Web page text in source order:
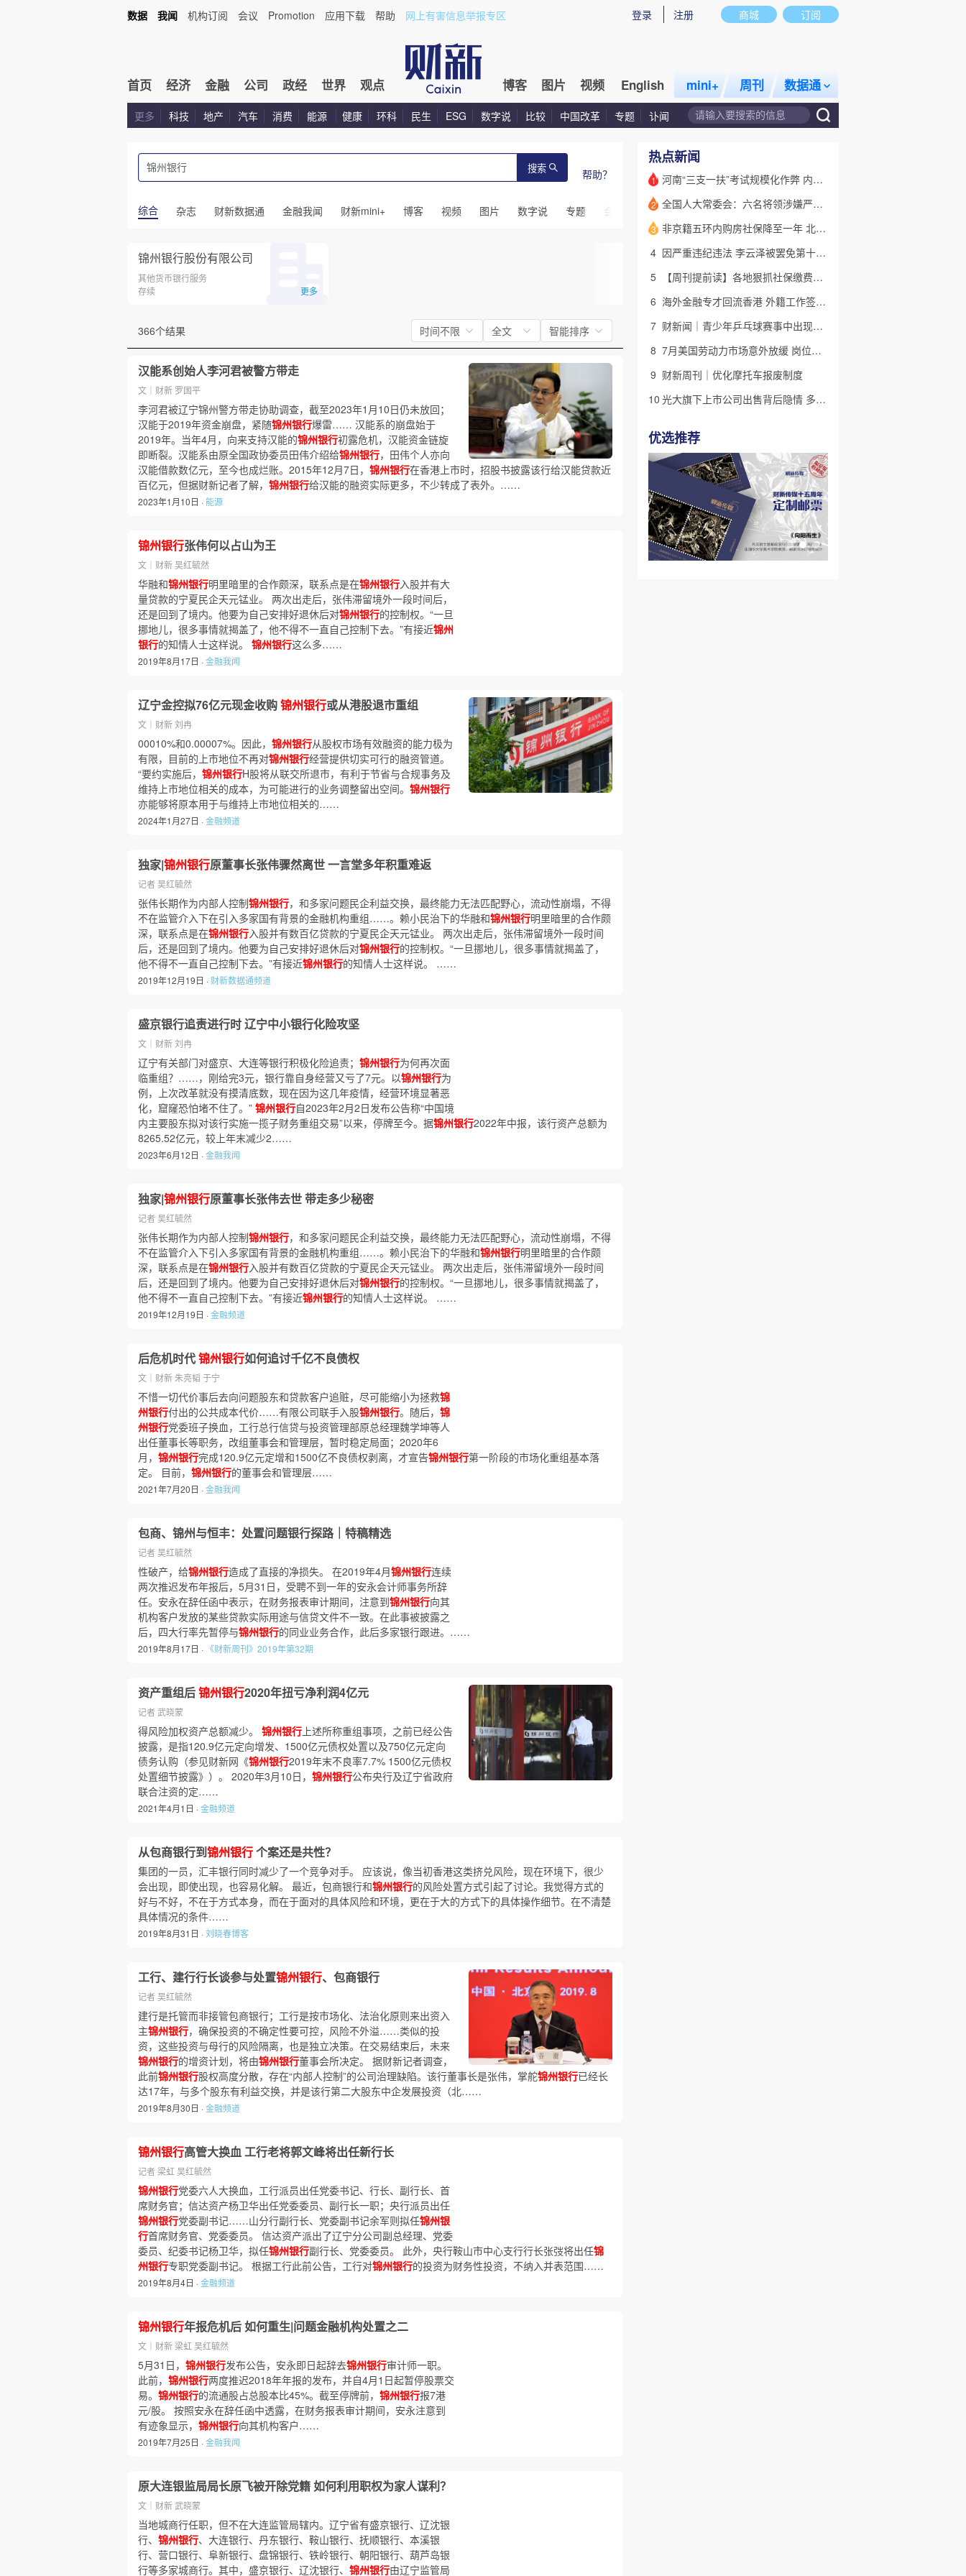
商城 订阅
登录 注册
数据 我闻 机构订阅 会议 Promotion 应用下载 帮助 网上有害信息举报专区
首页 经济 金融 公司 政经 世界 观点 博客 图片 视频 English mini+ 周刊 数据通
更多 科技 地产 汽车 消费 能源 健康 环科 民生 ESG 数字说 比较 中国改革 专题 讣闻
搜索 帮助？
综合 杂志 财新数据通 金融我闻 财新mini+ 博客 视频 图片 数字说 专题 会议 话题 特别呈现 私房课
锦州银行股份有限公司
其他货币银行服务
存续
更多
366个结果 时间不限 全文 智能排序
汉能系创始人李河君被警方带走
文｜财新 罗国平
李河君被辽宁锦州警方带走协助调查，截至2023年1月10日仍未放回；
汉能于2019年资金崩盘，紧随锦州银行爆雷…… 汉能系的崩盘始于
2019年。当年4月，向来支持汉能的锦州银行初露危机，汉能资金链旋
即断裂。汉能系由原全国政协委员田伟介绍给锦州银行，田伟个人亦向
汉能借款数亿元，至今也成烂账。2015年12月7日， 锦州银行在香港上市时，招股书披露该行给汉能贷款近
百亿元，但据财新记者了解， 锦州银行给汉能的融资实际更多，不少转成了表外。……
2023年1月10日 · 能源
锦州银行张伟何以占山为王
文｜财新 吴红毓然
华融和锦州银行明里暗里的合作颇深，联系点是在锦州银行入股并有大
量贷款的宁夏民企天元锰业。 两次出走后，张伟滞留境外一段时间后，
还是回到了境内。他要为自己安排好退休后对锦州银行的控制权。“一旦
挪地儿，很多事情就揭盖了，他不得不一直自己控制下去。”有接近锦州
银行的知情人士这样说。 锦州银行这么多……
2019年8月17日 ·金融我闻
辽宁金控拟76亿元现金收购锦州银行或从港股退市重组
文｜财新 刘冉
00010%和0.00007%。因此， 锦州银行从股权市场有效融资的能力极为
有限，目前的上市地位不再对锦州银行经营提供切实可行的融资管道。
“要约实施后， 锦州银行H股将从联交所退市，有利于节省与合规事务及
维持上市地位相关的成本，为可能进行的业务调整留出空间。 锦州银行
亦能够将原本用于与维持上市地位相关的……
2024年1月27日 ·金融频道
独家|锦州银行原董事长张伟骤然离世 一言堂多年积重难返
记者 吴红毓然
张伟长期作为内部人控制锦州银行，和多家问题民企利益交换，最终能力无法匹配野心，流动性崩塌，不得
不在监管介入下在引入多家国有背景的金融机构重组……。赖小民治下的华融和锦州银行明里暗里的合作颇
深，联系点是在锦州银行入股并有数百亿贷款的宁夏民企天元锰业。 两次出走后，张伟滞留境外一段时间
后，还是回到了境内。他要为自己安排好退休后对锦州银行的控制权。“一旦挪地儿，很多事情就揭盖了，
他不得不一直自己控制下去。”有接近锦州银行的知情人士这样说。 ……
2019年12月19日 · 财新数据通频道
盛京银行追责进行时 辽宁中小银行化险攻坚
文｜财新 刘冉
辽宁有关部门对盛京、大连等银行积极化险追责； 锦州银行为何再次面
临重组？……，刚给完3元，银行靠自身经营又亏了7元。以锦州银行为
例，上次改革就没有摸清底数，现在因为这几年疫情，经营环境显著恶
化，窟窿恐怕堵不住了。” 锦州银行自2023年2月2日发布公告称“中国境
内主要股东拟对该行实施一揽子财务重组交易”以来，停牌至今。据锦州银行2022年中报，该行资产总额为
8265.52亿元，较上年末减少2……
2023年6月12日 ·金融我闻
独家|锦州银行原董事长张伟去世 带走多少秘密
记者 吴红毓然
张伟长期作为内部人控制锦州银行，和多家问题民企利益交换，最终能力无法匹配野心，流动性崩塌，不得
不在监管介入下引入多家国有背景的金融机构重组……。赖小民治下的华融和锦州银行明里暗里的合作颇
深，联系点是在锦州银行入股并有数百亿贷款的宁夏民企天元锰业。 两次出走后，张伟滞留境外一段时间
后，还是回到了境内。他要为自己安排好退休后对锦州银行的控制权。“一旦挪地儿，很多事情就揭盖了，
他不得不一直自己控制下去。”有接近锦州银行的知情人士这样说。 ……
2019年12月19日 ·金融频道
后危机时代锦州银行如何追讨千亿不良债权
文｜财新 朱亮韬 于宁
不惜一切代价事后去向问题股东和贷款客户追赃，尽可能缩小为拯救锦
州银行付出的公共成本代价……有限公司联手入股锦州银行。随后， 锦
州银行党委班子换血，工行总行信贷与投资管理部原总经理魏学坤等人
出任董事长等职务，改组董事会和管理层，暂时稳定局面；2020年6
月， 锦州银行完成120.9亿元定增和1500亿不良债权剥离，才宣告锦州银行第一阶段的市场化重组基本落
定。 目前， 锦州银行的董事会和管理层……
2021年7月20日 ·金融我闻
包商、锦州与恒丰：处置问题银行探路｜特稿精选
记者 吴红毓然
性破产，给锦州银行造成了直接的净损失。 在2019年4月锦州银行连续
两次推迟发布年报后，5月31日，受聘不到一年的安永会计师事务所辞
任。安永在辞任函中表示，在财务报表审计期间，注意到锦州银行向其
机构客户发放的某些贷款实际用途与信贷文件不一致。在此事被披露之
后，四大行率先暂停与锦州银行的同业业务合作，此后多家银行跟进。……
2019年8月17日 · 《财新周刊》2019年第32期
资产重组后锦州银行2020年扭亏净利润4亿元
记者 武晓蒙
得风险加权资产总额减少。 锦州银行 上述所称重组事项，之前已经公告
披露，是指120.9亿元定向增发、1500亿元债权处置以及750亿元定向
债务认购（参见财新网《锦州银行2019年末不良率7.7% 1500亿元债权
处置细节披露》）。 2020年3月10日， 锦州银行公布央行及辽宁省政府
联合注资的定……
2021年4月1日 ·金融频道
从包商银行到锦州银行个案还是共性？
集团的一员，汇丰银行同时减少了一个竞争对手。 应该说，像当初香港这类挤兑风险，现在环境下，很少
会出现，即使出现，也容易化解。 最近，包商银行和锦州银行的风险处置方式引起了讨论。我觉得方式的
好与不好，不在于方式本身，而在于面对的具体风险和环境，更在于大的方式下的具体操作细节。在不清楚
具体情况的条件……
2019年8月31日 ·刘晓春博客
工行、建行行长谈参与处置锦州银行、包商银行
记者 吴红毓然
建行是托管而非接管包商银行；工行是按市场化、法治化原则来出资入
主锦州银行，确保投资的不确定性要可控，风险不外溢……类似的投
资，这些投资与母行的风险隔离，也是独立决策。在交易结束后，未来
锦州银行的增资计划，将由锦州银行董事会所决定。 据财新记者调查，
此前锦州银行股权高度分散，存在“内部人控制”的公司治理缺陷。该行董事长是张伟，掌舵锦州银行已经长
达17年，与多个股东有利益交换，并是该行第二大股东中企发展投资（北……
2019年8月30日 ·金融频道
锦州银行高管大换血 工行老将郭文峰将出任新行长
记者 梁虹 吴红毓然
锦州银行党委六人大换血，工行派员出任党委书记、行长、副行长、首
席财务官；信达资产杨卫华出任党委委员、副行长一职；央行派员出任
锦州银行党委副书记……山分行副行长、党委副书记余军则拟任锦州银
行首席财务官、党委委员。 信达资产派出了辽宁分公司副总经理、党委
委员、纪委书记杨卫华，拟任锦州银行副行长、党委委员。 此外，央行鞍山市中心支行行长张弢将出任锦
州银行专职党委副书记。 根据工行此前公告，工行对锦州银行的投资为财务性投资，不纳入并表范围……
2019年8月4日 ·金融频道
锦州银行年报危机后 如何重生|问题金融机构处置之二
文｜财新 梁虹 吴红毓然
5月31日， 锦州银行发布公告，安永即日起辞去锦州银行审计师一职。
此前， 锦州银行两度推迟2018年年报的发布，并自4月1日起暂停股票交
易。 锦州银行的流通股占总股本比45%。截至停牌前， 锦州银行报7港
元/股。 按照安永在辞任函中透露，在财务报表审计期间，安永注意到
有迹象显示， 锦州银行向其机构客户……
2019年7月25日 ·金融我闻
原大连银监局局长原飞被开除党籍 如何利用职权为家人谋利？
文｜财新 武晓蒙
当地城商行任职，但不在大连监管局辖内。辽宁省有盛京银行、辽沈银
行、 锦州银行、大连银行、丹东银行、鞍山银行、抚顺银行、本溪银
行、营口银行、阜新银行、盘锦银行、铁岭银行、朝阳银行、葫芦岛银
行等多家城商行。其中，盛京银行、辽沈银行、 锦州银行由辽宁监管局
热点新闻
1 河南“三支一扶”考试规模化作弊 内外勾结提前获取试卷
2 全国人大常委会：六名将领涉嫌严重违纪违法 被罢免全国人大代表
3
非京籍五环内购房社保降至一年 北京市公积金最高可贷340万元
4
因严重违纪违法 李云泽被罢免第十四届全国人大代表职务
5
【周刊提前读】各地狠抓社保缴费基数 合规与企业减负如何平衡？
6
海外金融专才回流香港 外籍工作签证翻倍
7
财新闻｜青少年乒乓球赛事中出现严重赛风赛纪问题，乒协发文
8
7月美国劳动力市场意外放缓 岗位减少2.3万个失业率降至4.1%
9 财新周刊｜优化摩托车报废制度
10
光大旗下上市公司出售背后隐情 多人卷入医疗腐败案被查
优选推荐